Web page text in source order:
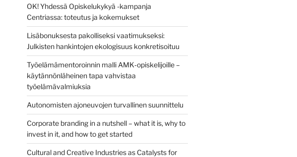
OK! Yhdessä Opiskelukykyä -kampanja
Centriassa: toteutus ja kokemukset
Lisäbonuksesta pakolliseksi vaatimukseksi:
Julkisten hankintojen ekologisuus konkretisoituu
Työelämämentoroinnin malli AMK‑opiskelijoille –
käytännönläheinen tapa vahvistaa
työelämävalmiuksia
Autonomisten ajoneuvojen turvallinen suunnittelu
Corporate branding in a nutshell – what it is, why to
invest in it, and how to get started
Cultural and Creative Industries as Catalysts for